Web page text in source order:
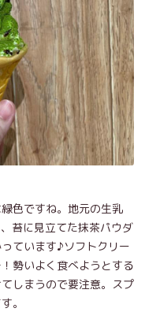
色ですね。地元の生乳
苔に見立てた抹茶パウダ
ています♪ソフトクリー
勢いよく食べようとする
しまうので要注意。スプ
。